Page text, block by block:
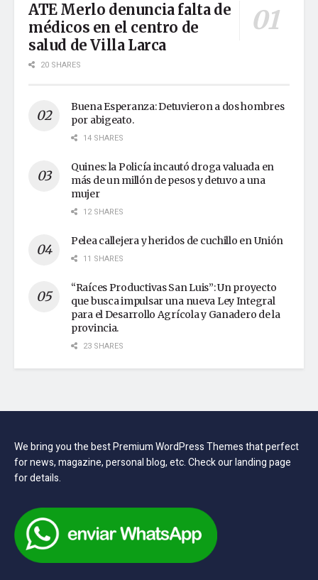
ATE Merlo denuncia falta de
médicos en el centro de
salud de Villa Larca
20 SHARES
Buena Esperanza: Detuvieron a dos hombres
por abigeato.
14 SHARES
Quines: la Policía incautó droga valuada en
más de un millón de pesos y detuvo a una
mujer
12 SHARES
Pelea callejera y heridos de cuchillo en Unión
11 SHARES
“Raíces Productivas San Luis”: Un proyecto
que busca impulsar una nueva Ley Integral
para el Desarrollo Agrícola y Ganadero de la
provincia.
23 SHARES
We bring you the best Premium WordPress Themes that perfect
for news, magazine, personal blog, etc. Check our landing page
for details.